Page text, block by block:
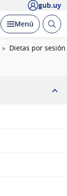
gub.uy
Desplegar
Menú Abrir
Dietas por sesión